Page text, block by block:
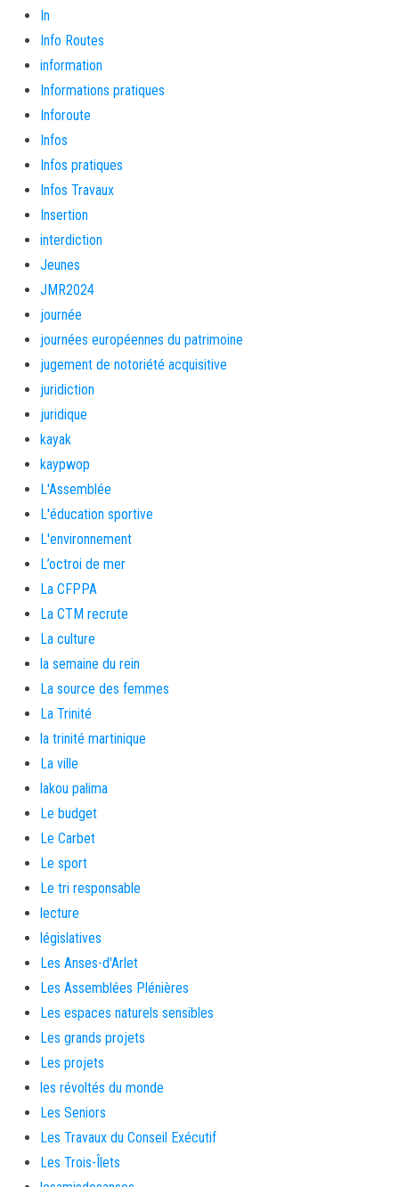
In
Info Routes
information
Informations pratiques
Inforoute
Infos
Infos pratiques
Infos Travaux
Insertion
interdiction
Jeunes
JMR2024
journée
journées européennes du patrimoine
jugement de notoriété acquisitive
juridiction
juridique
kayak
kaypwop
L'Assemblée
L'éducation sportive
L'environnement
L’octroi de mer
La CFPPA
La CTM recrute
La culture
la semaine du rein
La source des femmes
La Trinité
la trinité martinique
La ville
lakou palima
Le budget
Le Carbet
Le sport
Le tri responsable
lecture
législatives
Les Anses-d'Arlet
Les Assemblées Plénières
Les espaces naturels sensibles
Les grands projets
Les projets
les révoltés du monde
Les Seniors
Les Travaux du Conseil Exécutif
Les Trois-Îlets